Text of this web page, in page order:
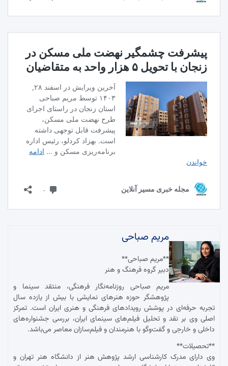
مریم صباحی
**مریم صباحی**
دبیر گروه فرهنگ و هنر
مریم صباحی روزنامه‌نگار فرهنگی، منتقد سینما و
پژوهشگر حوزه هنرهای نمایشی با بیش از یازده سال
تجربه حرفه‌ای در پوشش رویدادهای فرهنگی و هنری ایران است. تمرکز
اصلی وی بر نقد و تحلیل فیلم‌های سینمای ایران، بررسی جشنواره‌های
داخلی و خارجی و گفت‌وگو با هنرمندان و فیلم‌سازان معاصر می‌باشد.
**تحصیلات**
وی دارای مدرک کارشناسی ارشد پژوهش هنر از دانشگاه هنر تهران و